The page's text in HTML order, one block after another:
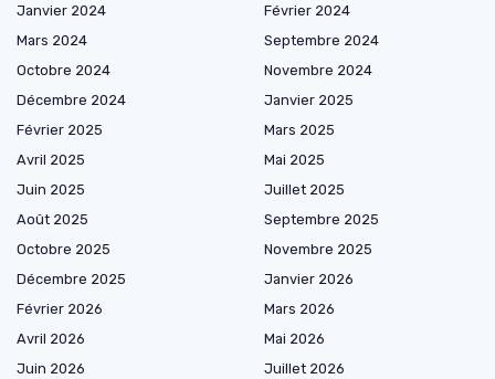
Janvier 2024
Février 2024
Mars 2024
Septembre 2024
Octobre 2024
Novembre 2024
Décembre 2024
Janvier 2025
Février 2025
Mars 2025
Avril 2025
Mai 2025
Juin 2025
Juillet 2025
Août 2025
Septembre 2025
Octobre 2025
Novembre 2025
Décembre 2025
Janvier 2026
Février 2026
Mars 2026
Avril 2026
Mai 2026
Juin 2026
Juillet 2026